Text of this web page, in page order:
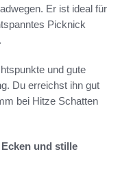
Er ist ideal für
Picknick
und gute
Du erreichst ihn gut
bei Hitze Schatten
und stille